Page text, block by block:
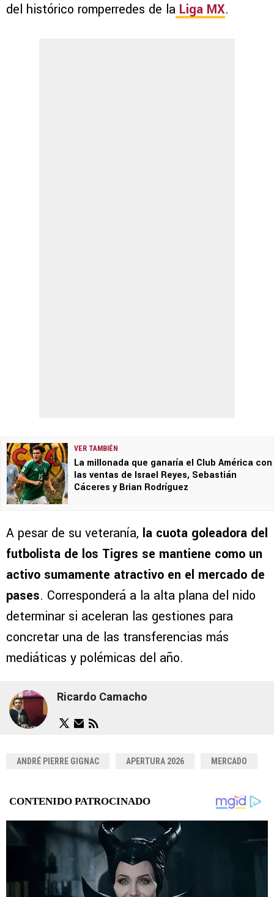
del histórico romperredes de la Liga MX.
VER TAMBIÉN
La millonada que ganaría el Club América con
las ventas de Israel Reyes, Sebastián
Cáceres y Brian Rodríguez
A pesar de su veteranía, la cuota goleadora del
futbolista de los Tigres se mantiene como un
activo sumamente atractivo en el mercado de
pases. Corresponderá a la alta plana del nido
determinar si aceleran las gestiones para
concretar una de las transferencias más
mediáticas y polémicas del año.
Ricardo Camacho
ANDRÉ PIERRE GIGNAC APERTURA 2026 MERCADO